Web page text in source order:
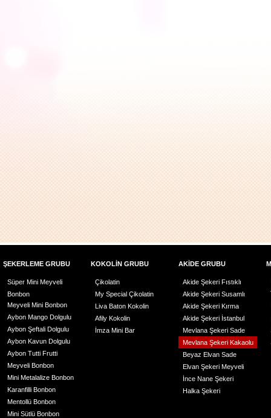
Süper Mini Meyveli
Bonbon
Meyveli Mini Bonbon
Aybon Mango Dolgulu
Aybon Şeftali Dolgulu
Aybon Kavun Dolgulu
Aybon Tutti Frutti
Meyveli Bonbon
Mini Metalalize Bonbon
Karanfilli Bonbon
Mentollü Bonbon
Mini Sütlü Bonbon
Çikolatin
My Special Çikolatin
Liva Baton Kokolin
Afily Kokolin
İmza Mini Bar
Akide Şekeri Fıstıklı
Akide Şekeri Susamlı
Akide Şekeri Kırma
Akide Şekeri İstanbul
Mevlana Şekeri Sade
Mevlana Şekeri Kakaolu
Beyaz Elvan Sade
Elvan Şekeri Meyveli
İnce Nane Şekeri
Halka Şekeri
ŞEKERLEME GRUBU KOKOLİN GRUBU AKİDE GRUBU